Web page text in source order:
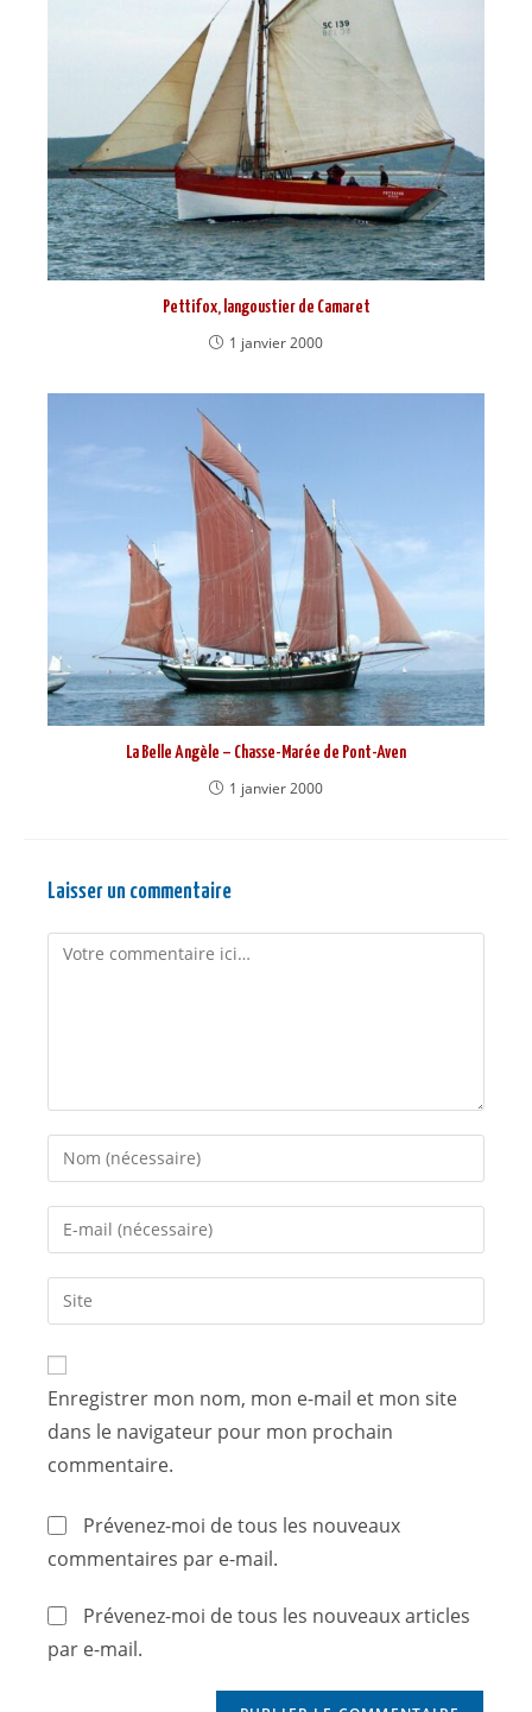
Pettifox, langoustier de Camaret
1 janvier 2000
La Belle Angèle – Chasse-Marée de Pont-Aven
1 janvier 2000
Laisser un commentaire
Enregistrer mon nom, mon e-mail et mon site
dans le navigateur pour mon prochain
commentaire.
Prévenez-moi de tous les nouveaux
commentaires par e-mail.
Prévenez-moi de tous les nouveaux articles
par e-mail.